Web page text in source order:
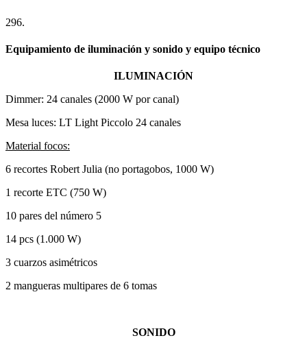
296.
Equipamiento de iluminación y sonido y equipo técnico
ILUMINACIÓN
Dimmer: 24 canales (2000 W por canal)
Mesa luces: LT Light Piccolo 24 canales
Material focos:
6 recortes Robert Julia (no portagobos, 1000 W)
1 recorte ETC (750 W)
10 pares del número 5
14 pcs (1.000 W)
3 cuarzos asimétricos
2 mangueras multipares de 6 tomas
SONIDO